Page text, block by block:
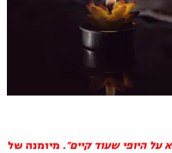
על היופי שעוד קיים”. מיומנה של